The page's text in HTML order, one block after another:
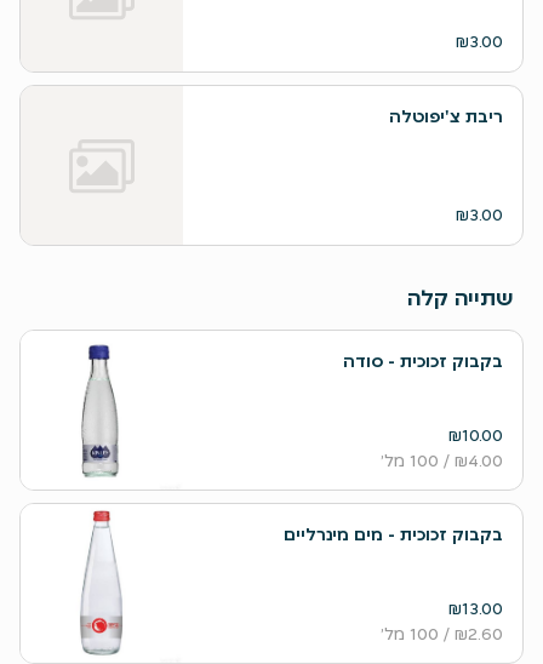
₪3.00
ריבת צ'יפוטלה
₪3.00
שתייה קלה
בקבוק זכוכית - סודה
₪10.00
₪4.00 / 100 מל׳
בקבוק זכוכית - מים מינרליים
₪13.00
₪2.60 / 100 מל׳